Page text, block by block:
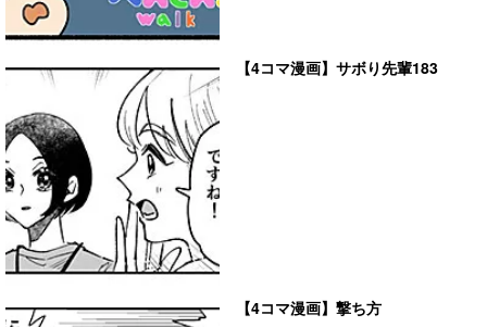
【4コマ漫画】サボり先輩183
【4コマ漫画】撃ち方